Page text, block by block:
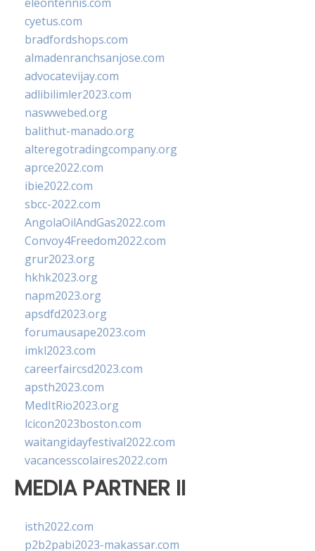
cyetus.com
bradfordshops.com
almadenranchsanjose.com
advocatevijay.com
adlibilimler2023.com
naswwebed.org
balithut-manado.org
alteregotradingcompany.org
aprce2022.com
ibie2022.com
sbcc-2022.com
AngolaOilAndGas2022.com
Convoy4Freedom2022.com
grur2023.org
hkhk2023.org
napm2023.org
apsdfd2023.org
forumausape2023.com
imkl2023.com
careerfaircsd2023.com
apsth2023.com
MedItRio2023.org
lcicon2023boston.com
waitangidayfestival2022.com
vacancesscolaires2022.com
MEDIA PARTNER II
isth2022.com
p2b2pabi2023-makassar.com